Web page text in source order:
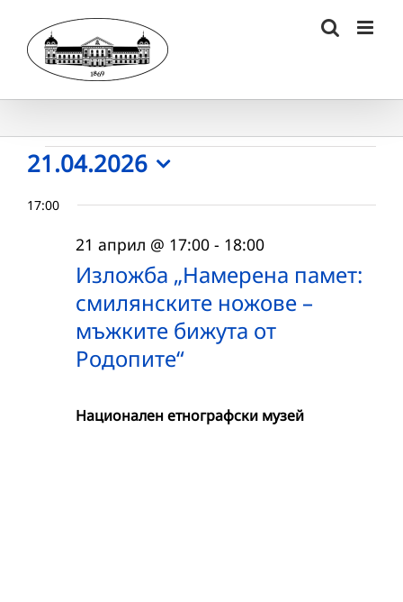
content
Събития
for
21.04.2026
21.04.2026
date.
17:00
Изложба „Намерена памет:
смилянските ножове –
мъжките бижута от
Родопите“
21 април @ 17:00 - 18:00
Национален етнографски музей